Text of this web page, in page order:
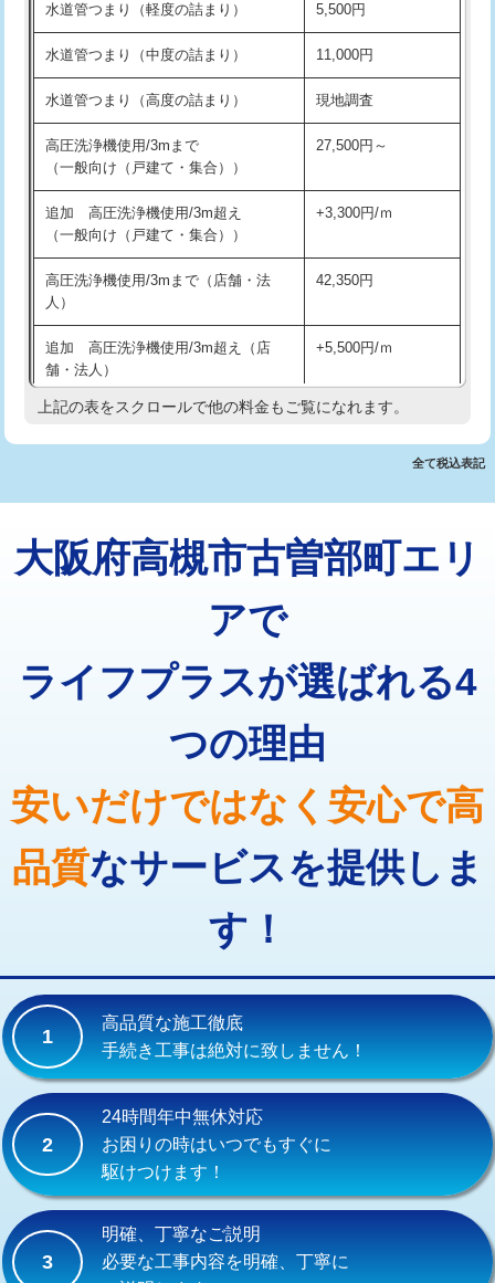
洗面台設置 38,500円
化粧台設置 22,000円
追加人工 16,500円
廃棄・処分 現場見積
※給水管工事は20mmまでの価格です。
交換・取付(排水栓・排水トラップ
22,000円+材料費
持込商品取付（混合水栓）
持込商品取付（浄水器・分岐水栓） 16,500円
業）
排水管工事（追加 排水管工事/3ｍ超
え）
マス交換（土の掘削・埋め戻し作業） 11,000円~
マス交換（深さ50㎝以上） 66,000円
コンクリート斫り（厚さ10㎝超え）
モルタル補修（厚さ10㎝まで） 27,500円
16,500円
廃棄・処分 現場見積
水道管つまり（軽度の詰まり） 5,500円
水道管つまり（中度の詰まり） 11,000円
水道管つまり（高度の詰まり） 現地調査
高圧洗浄機使用/3mまで
（一般向け（戸建て・集合））
27,500円～
追加 高圧洗浄機使用/3m超え
（一般向け（戸建て・集合））
+3,300円/ｍ
高圧洗浄機使用/3mまで（店舗・法
人）
42,350円
追加 高圧洗浄機使用/3m超え（店
舗・法人）
+5,500円/ｍ
高度高圧洗浄換 現地調査
トーラー機使用/3mまで 33,000円
追加トーラー機使用/3m超え +3,300円
止水・漏水調査・防水処理・清掃・修
11,000円
止水・漏水調査・防水処理・清掃・修
22,000円
止水・漏水調査・防水処理・清掃・修
理・調整・分解・加工など（重作業）
33,000円
その他部品の脱着 8,800円～
交換・取付(単水栓（壁付・デッキ
式）)
13,200円+材料費
交換・取付(混合水栓（壁付・デッキ
式・ワンホール）)
16,500円+材料費
交換・取付(排水栓・排水トラップ
（P/S/ポップアップ））
交換・取付（その他部品）
持込商品取付（単水栓）
持込商品取付（混合水栓） 16,500円
上記の表をスクロールで他の料金もご覧になれます。
全て税込表記
大阪府高槻市古曽部町エリ
アで
ライフプラスが選ばれる4
つの理由
安いだけではなく安心で高
品質なサービスを提供しま
す！
1
高品質な施工徹底
手続き工事は絶対に致しません！
2
24時間年中無休対応
お困りの時はいつでもすぐに
駆けつけます！
3
明確、丁寧なご説明
必要な工事内容を明確、丁寧に